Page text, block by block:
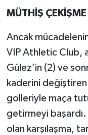
MÜTHİŞ ÇEKİŞME
Ancak
VIP Athletic Club,
Gülez’in (2) ve
kaderini değiştiren
golleriyle maça
getirmeyi
olan karşılaşma,